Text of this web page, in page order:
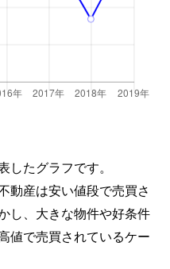
たグラフです。
動産は安い値段で売買さ
し、大きな物件や好条件
値で売買されているケー